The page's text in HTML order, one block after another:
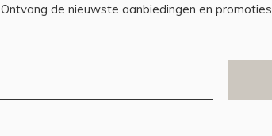
Ontvang de nieuwste aanbiedingen en promoties